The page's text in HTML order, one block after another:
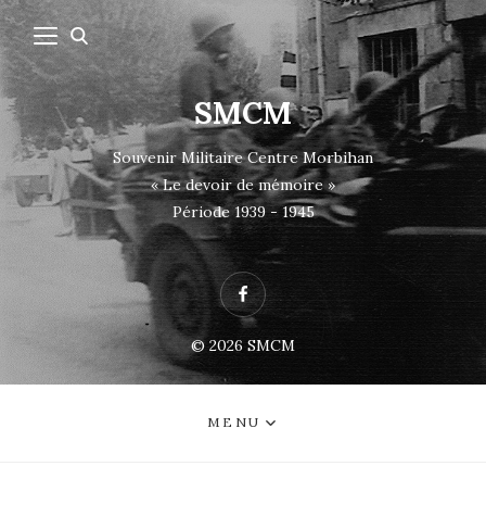
SMCM
Souvenir Militaire Centre Morbihan
« Le devoir de mémoire »
Période 1939 - 1945
Facebook
© 2026 SMCM
MENU